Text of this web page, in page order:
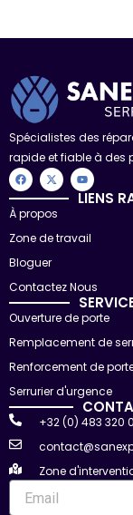
Spécialistes des
rapide et fiable à des
F
a
c
b
o
X
-
t
i
t
r
Y
o
u
t
e
LIENS
À propos
Zone de travail
Bloguer
Contactez Nous
Ouverture de porte
Remplacement de
Renforcement de
Serrurier d'urgence
+32 (0) 483 320
Zone